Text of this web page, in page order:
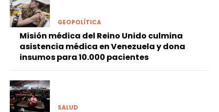
GEOPOLÍTICA
Misión médica del Reino Unido culmina
asistencia médica en Venezuela y dona
insumos para 10.000 pacientes
SALUD